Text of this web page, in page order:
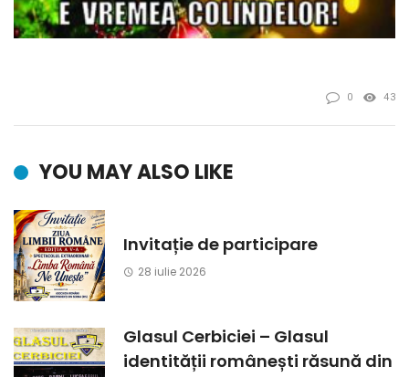
0 43
YOU MAY ALSO LIKE
Invitație de participare
28 iulie 2026
Glasul Cerbiciei – Glasul
identității românești răsună din